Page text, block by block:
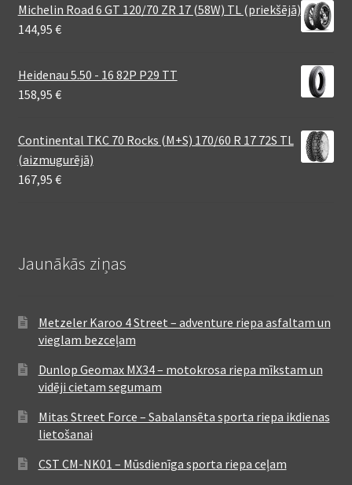
Michelin Road 6 GT 120/70 ZR 17 (58W) TL (priekšējā)
144,95 €
Heidenau 5.50 - 16 82P P29 TT
158,95 €
Continental TKC 70 Rocks (M+S) 170/60 R 17 72S TL
(aizmugurējā)
167,95 €
Jaunākās ziņas
Metzeler Karoo 4 Street – adventure riepa asfaltam un
vieglam bezceļam
Dunlop Geomax MX34 – motokrosa riepa mīkstam un
vidēji cietam segumam
Mitas Street Force – Sabalansēta sporta riepa ikdienas
lietošanai
CST CM-NK01 – Mūsdienīga sporta riepa ceļam